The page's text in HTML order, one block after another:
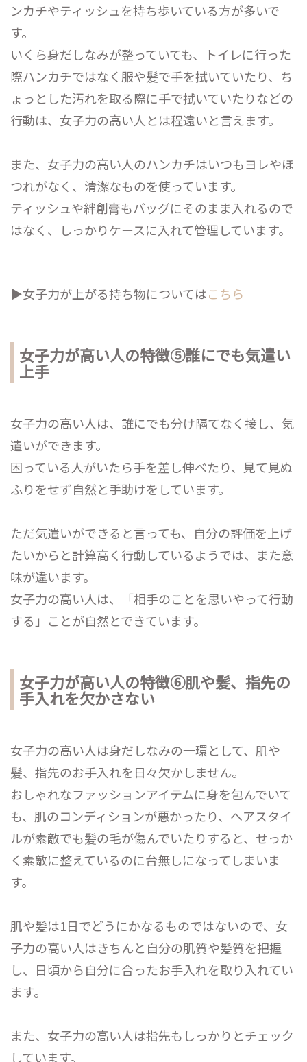
ンカチやティッシュを持ち歩いている方が多いで
す。
いくら身だしなみが整っていても、トイレに行った
際ハンカチではなく服や髪で手を拭いていたり、ち
ょっとした汚れを取る際に手で拭いていたりなどの
行動は、女子力の高い人とは程遠いと言えます。
また、女子力の高い人のハンカチはいつもヨレやほ
つれがなく、清潔なものを使っています。
ティッシュや絆創膏もバッグにそのまま入れるので
はなく、しっかりケースに入れて管理しています。
▶︎女子力が上がる持ち物についてはこちら
女子力が高い人の特徴⑤誰にでも気遣い
上手
女子力の高い人は、誰にでも分け隔てなく接し、気
遣いができます。
困っている人がいたら手を差し伸べたり、見て見ぬ
ふりをせず自然と手助けをしています。
ただ気遣いができると言っても、自分の評価を上げ
たいからと計算高く行動しているようでは、また意
味が違います。
女子力の高い人は、「相手のことを思いやって行動
する」ことが自然とできています。
女子力が高い人の特徴⑥肌や髪、指先の
手入れを欠かさない
女子力の高い人は身だしなみの一環として、肌や
髪、指先のお手入れを日々欠かしません。
おしゃれなファッションアイテムに身を包んでいて
も、肌のコンディションが悪かったり、ヘアスタイ
ルが素敵でも髪の毛が傷んでいたりすると、せっか
く素敵に整えているのに台無しになってしまいま
す。
肌や髪は1日でどうにかなるものではないので、女
子力の高い人はきちんと自分の肌質や髪質を把握
し、日頃から自分に合ったお手入れを取り入れてい
ます。
また、女子力の高い人は指先もしっかりとチェック
しています。